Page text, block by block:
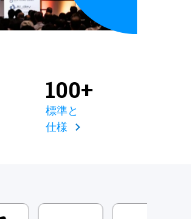
100+
標準と
仕様